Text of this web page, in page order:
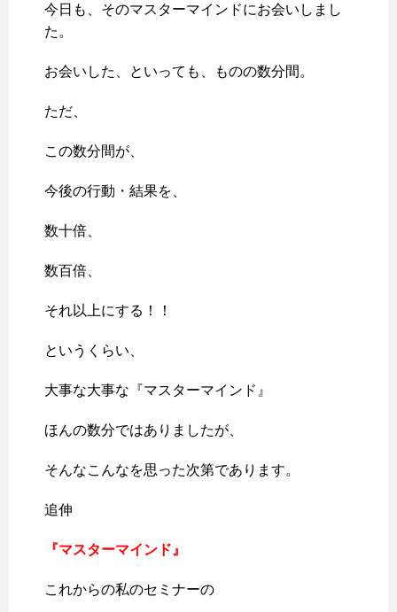
今日も、そのマスターマインドにお会いしまし
た。
お会いした、といっても、ものの数分間。
ただ、
この数分間が、
今後の行動・結果を、
数十倍、
数百倍、
それ以上にする！！
というくらい、
大事な大事な『マスターマインド』
ほんの数分ではありましたが、
そんなこんなを思った次第であります。
追伸
『マスターマインド』
これからの私のセミナーの